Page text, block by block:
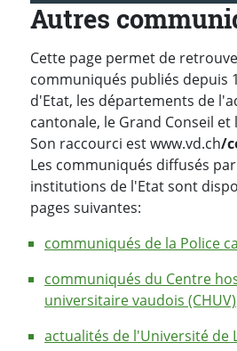
Autres
Cette page permet de
communiqués publiés depuis
d'Etat, les départements de
cantonale, le Grand Conseil
Son raccourci est www.vd.ch/
Les communiqués diffusés
institutions de l'Etat sont
pages suivantes:
communiqués de la Police
communiqués du Centre
universitaire vaudois (CHUV)
actualités de l'Université de